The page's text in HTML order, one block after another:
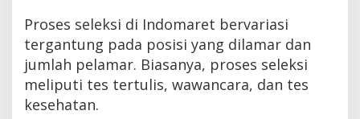
Proses seleksi di Indomaret bervariasi
tergantung pada posisi yang dilamar dan
jumlah pelamar. Biasanya, proses seleksi
meliputi tes tertulis, wawancara, dan tes
kesehatan.